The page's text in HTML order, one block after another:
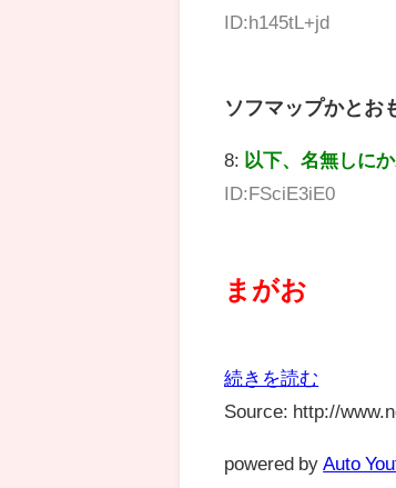
ID:h145tL+jd
ソフマップかとお
8: 以下、名無しに
ID:FSciE3iE0
まがお
続きを読む
Source: http://
powered by Auto